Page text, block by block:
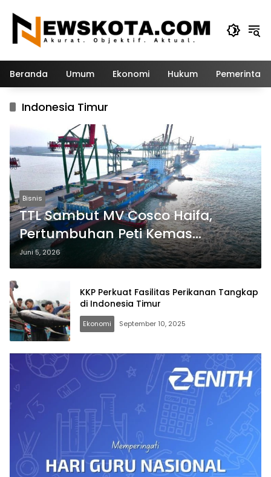
konten
Beranda Umum Ekonomi Hukum
Indonesia Timur
Bisnis
TTL Sambut MV Cosco Haifa,
Pertumbuhan Peti Kemas
Internasional Melonjak di Atas 90
Persen
Juni 5, 2026
KKP Perkuat Fasilitas Perikanan Tangkap
di Indonesia Timur
Ekonomi September 10, 2025